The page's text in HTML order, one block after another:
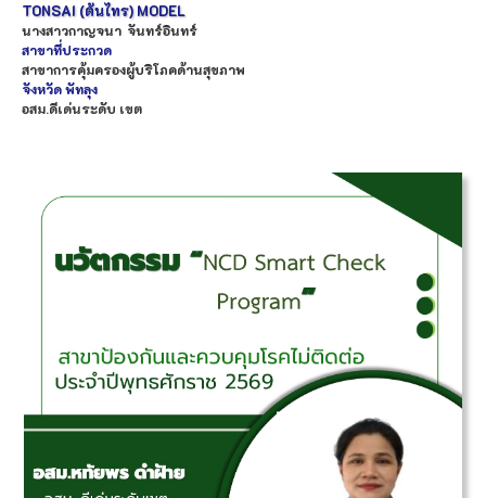
TONSAI (ต้นไทร) MODEL
นางสาวกาญจนา จันทร์อินทร์
สาขาที่ประกวด
สาขาการคุ้มครองผู้บริโภคด้านสุขภาพ
จังหวัดพัทลุง
อสม.ดีเด่นระดับ เขต